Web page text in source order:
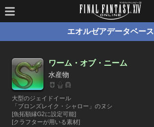
エオルゼアデータベース
ワーム・オブ・ニーム
水産物
大型のジェイドイール
「ブロンズレイク・シャロー」のヌシ
[魚拓額縁G2に設定可能]
[クラフターが用いる素材]